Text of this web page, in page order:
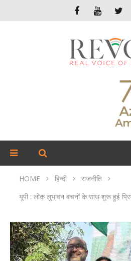
HOME हिन्दी
राजनीति
यूपी : लोक लुभावन वचनों के साथ शुरू हुई